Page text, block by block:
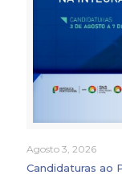
Agosto 3, 2026
Candidaturas ao